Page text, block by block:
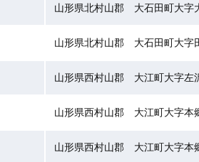
山形県北村山郡 大石田町大字
山形県北村山郡 大石田町大字
山形県西村山郡 大江町大字左
山形県西村山郡 大江町大字本
山形県西村山郡 大江町大字本